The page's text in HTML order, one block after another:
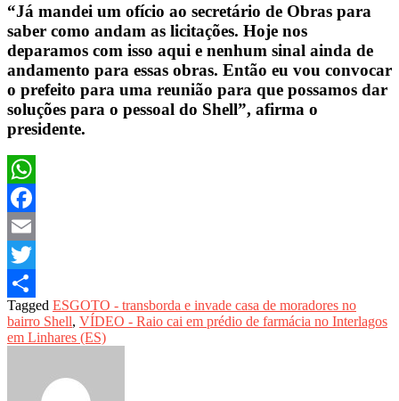
“Já mandei um ofício ao secretário de Obras para
saber como andam as licitações. Hoje nos
deparamos com isso aqui e nenhum sinal ainda de
andamento para essas obras. Então eu vou convocar
o prefeito para uma reunião para que possamos dar
soluções para o pessoal do Shell”, afirma o
presidente.
WhatsApp
Facebook
Email
Twitter
Share
Tagged ESGOTO - transborda e invade casa de moradores no
bairro Shell, VÍDEO - Raio cai em prédio de farmácia no Interlagos
em Linhares (ES)